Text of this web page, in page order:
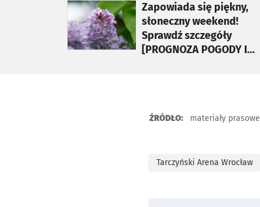
Zapowiada się piękny,
słoneczny weekend!
Sprawdź szczegóły
[PROGNOZA POGODY I
otworzy się w nowej karcie
ŹRÓDŁO: materiały prasowe
Tarczyński Arena Wrocław